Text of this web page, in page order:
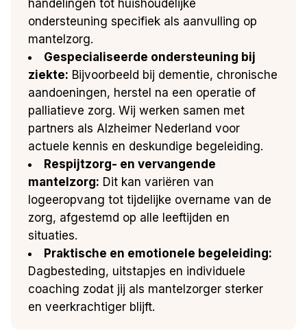
handelingen tot huishoudelijke
ondersteuning specifiek als aanvulling op
mantelzorg.
Gespecialiseerde ondersteuning bij
ziekte: Bijvoorbeeld bij dementie, chronische
aandoeningen, herstel na een operatie of
palliatieve zorg. Wij werken samen met
partners als Alzheimer Nederland voor
actuele kennis en deskundige begeleiding.
Respijtzorg- en vervangende
mantelzorg: Dit kan variëren van
logeeropvang tot tijdelijke overname van de
zorg, afgestemd op alle leeftijden en
situaties.
Praktische en emotionele begeleiding:
Dagbesteding, uitstapjes en individuele
coaching zodat jij als mantelzorger sterker
en veerkrachtiger blijft.